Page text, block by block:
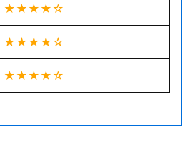
★★★★☆
★★★★☆
★★★★☆